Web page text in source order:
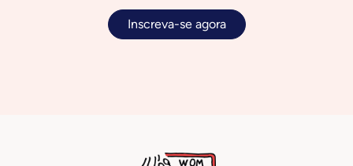
Inscreva-se agora